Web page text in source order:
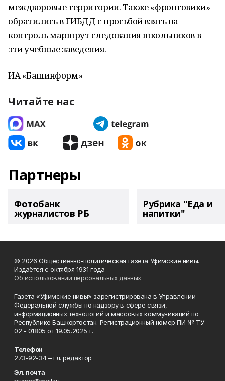
междворовые территории. Также «фронтовики»
обратились в ГИБДД с просьбой взять на
контроль маршрут следования школьников в
эти учебные заведения.
ИА «Башинформ»
Читайте нас
Партнеры
Фотобанк
журналистов РБ
Рубрика "Еда и
напитки"
© 2026 Общественно-политическая газета Уфимские нивы.
Издаётся с октября 1931 года
Об использовании персональных данных
Газета «Уфимские нивы» зарегистрирована в Управлении
Федеральной службы по надзору в сфере связи,
информационных технологий и массовых коммуникаций по
Республике Башкортостан. Регистрационный номер ПИ № ТУ
02 - 01805 от 19.05.2025 г.
Телефон
273-92-34 – гл. редактор
Эл. почта